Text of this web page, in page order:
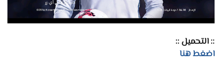
:: التحميل ::
اضغط هنا